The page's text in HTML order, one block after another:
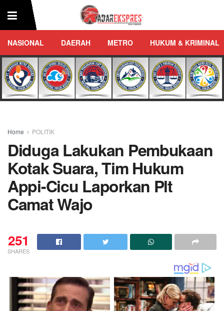
NASIONAL DAERAH METRO HUKUM & KRIMINAL
Home POLITIK
Diduga Lakukan Pembukaan
Kotak Suara, Tim Hukum
Appi-Cicu Laporkan Plt
Camat Wajo
251
SHARES